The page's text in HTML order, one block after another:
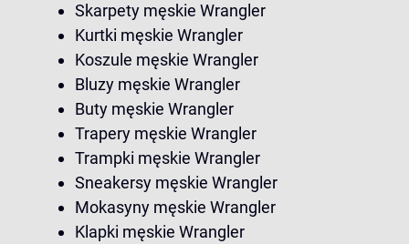
Skarpety męskie Wrangler
Kurtki męskie Wrangler
Koszule męskie Wrangler
Bluzy męskie Wrangler
Buty męskie Wrangler
Trapery męskie Wrangler
Trampki męskie Wrangler
Sneakersy męskie Wrangler
Mokasyny męskie Wrangler
Klapki męskie Wrangler